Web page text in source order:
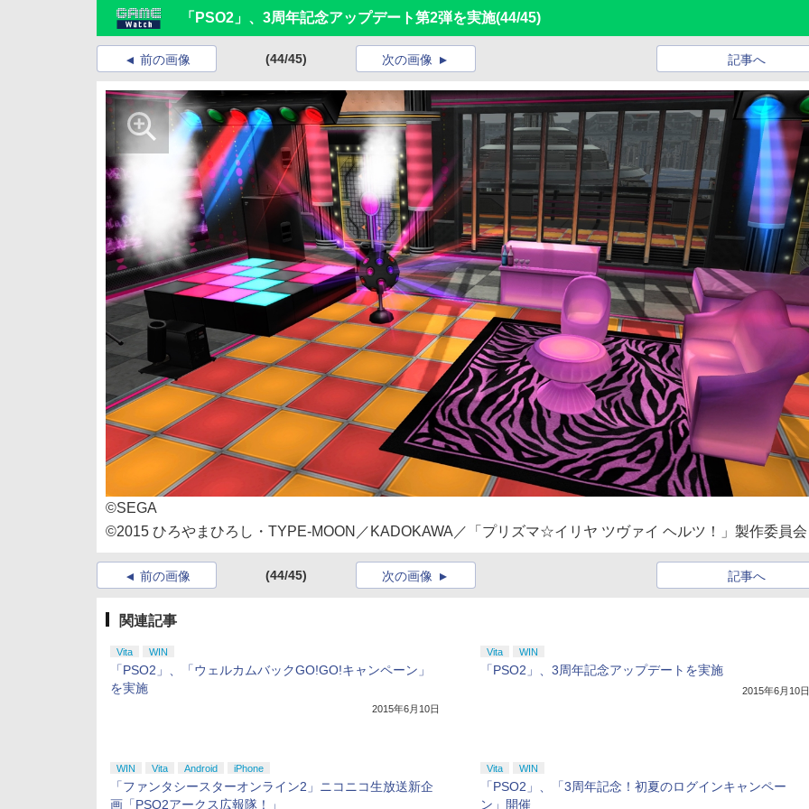
「PSO2」、3周年記念アップデート第2弾を実施(44/45)
前の画像 (44/45) 記事へ
次の画像
©SEGA
©2015 ひろやまひろし・TYPE-MOON／KADOKAWA／「プリズマ☆イリヤ ツヴァイ ヘルツ！」製作委員会
前の画像 (44/45) 記事へ
次の画像
関連記事
Vita WIN
「PSO2」、「ウェルカムバックGO!GO!キャンペーン」
を実施
2015年6月10日
Vita WIN
「PSO2」、3周年記念アップデートを実施
2015年6月10日
WIN Vita Android iPhone
「ファンタシースターオンライン2」ニコニコ生放送新企
画「PSO2アークス広報隊！」
Vita WIN
「PSO2」、「3周年記念！初夏のログインキャンペー
ン」開催